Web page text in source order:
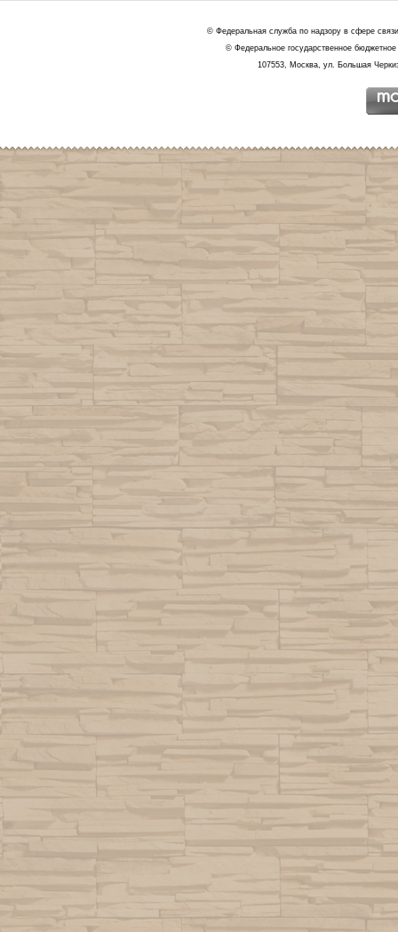
© Федеральная служба по надзору в сфере
© Федеральное государственное
107553, Москва, ул. Большая